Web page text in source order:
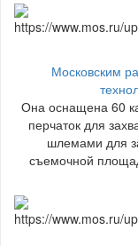
Московским
Она оснащена 60
перчаток для
шлемами для
съемочной